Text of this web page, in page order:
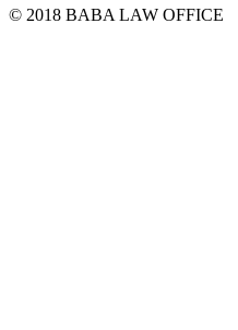
© 2018 BABA LAW OFFICE